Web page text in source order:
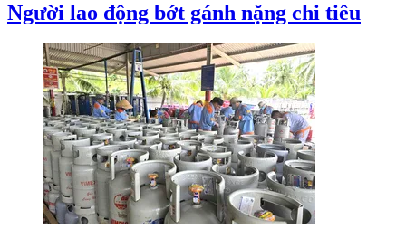
Người lao động bớt gánh nặng chi tiêu